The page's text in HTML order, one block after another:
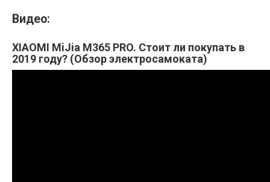
Видео:
XIAOMI MiJia M365 PRO. Стоит ли покупать в
2019 году? (Обзор электросамоката)